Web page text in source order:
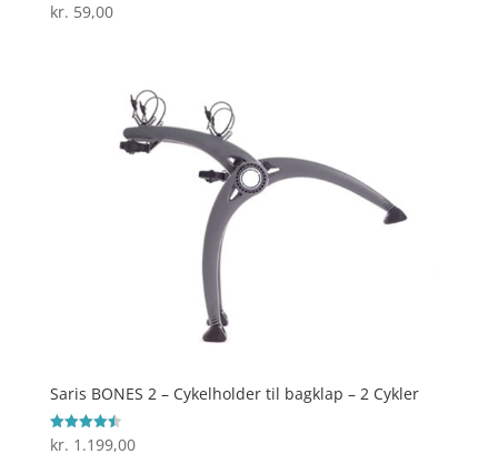
Vurderet
4.6
kr. 59,00
Saris BONES 2 – Cykelholder til bagklap – 2 Cykler
Vurderet
kr. 1.199,00